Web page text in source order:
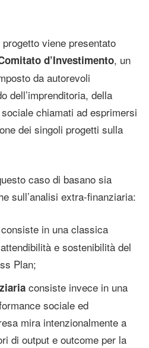
viene presentato
d’Investimento, un
da autorevoli
dell’imprenditoria, della
chiamati ad esprimersi
dei singoli progetti sulla
caso di basano sia
sull’analisi extra-finanziaria:
consiste in una classica
e sostenibilità del
Plan;
consiste invece in una
sociale ed
mira intenzionalmente a
di output e outcome per la